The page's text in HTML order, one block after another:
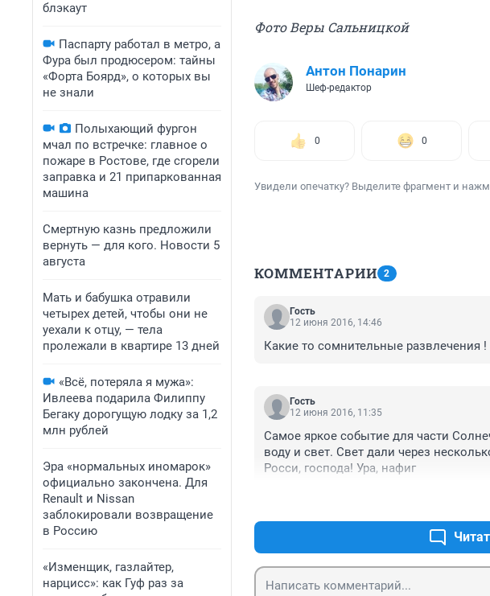
блэкаут
Паспарту работал в метро, а
Фура был продюсером: тайны
«Форта Боярд», о которых вы
не знали
Полыхающий фургон
мчал по встречке: главное о
пожаре в Ростове, где сгорели
заправка и 21 припаркованная
машина
Смертную казнь предложили
вернуть — для кого. Новости 5
августа
Мать и бабушка отравили
четырех детей, чтобы они не
уехали к отцу, — тела
пролежали в квартире 13 дней
«Всё, потеряла я мужа»:
Ивлеева подарила Филиппу
Бегаку дорогущую лодку за 1,2
млн рублей
Эра «нормальных иномарок»
официально закончена. Для
Renault и Nissan
заблокировали возвращение
в Россию
«Изменщик, газлайтер,
нарцисс»: как Гуф раз за
Фото Веры Сальницкой
Антон Понарин
Шеф-редактор
0 0
Увидели опечатку? Выделите фрагмент и
КОММЕНТАРИИ 2
Гость
12 июня 2016, 14:46
Какие то сомнительные развлечения !
Гость
12 июня 2016, 11:35
Самое яркое событие для части
воду и свет. Свет дали через
Росси, господа! Ура, нафиг